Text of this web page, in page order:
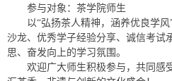
参与对象：茶学院师生
以“弘扬茶人精神，涵养优良学
沙龙、优秀学子经验分享、诚信考试
思、奋发向上的学习氛围。
欢迎广大师生积极参与，共同感